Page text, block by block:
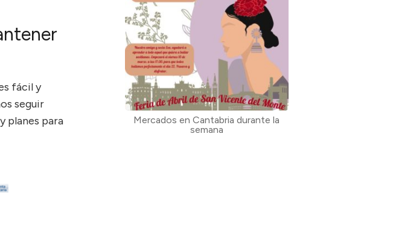
fácil y
seguir
planes para
Mercados en Cantabria durante la
semana